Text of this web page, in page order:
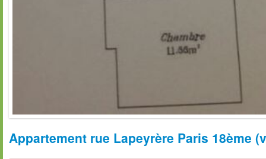
Appartement rue Lapeyrère Paris 18ème